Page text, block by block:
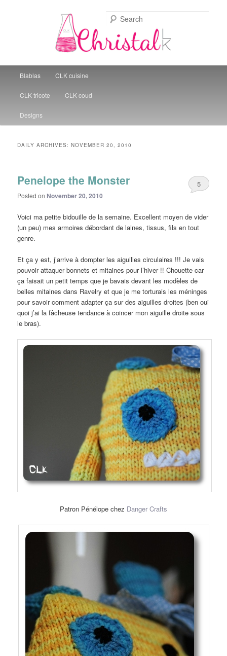
Christal Little Kitchen
Skip to primary content
Skip to secondary content
Blablas CLK cuisine
CLK tricote CLK coud
Designs
DAILY ARCHIVES:NOVEMBER 20, 2010
Penelope the Monster
Posted on November 20, 2010
5
Voici ma petite bidouille de la semaine. Excellent moyen de vider
(un peu) mes armoires débordant de laines, tissus, fils en tout
genre.
Et ça y est, j’arrive à dompter les aiguilles circulaires !!! Je vais
pouvoir attaquer bonnets et mitaines pour l’hiver !! Chouette car
ça faisait un petit temps que je bavais devant les modèles de
belles mitaines dans Ravelry et que je me torturais les méninges
pour savoir comment adapter ça sur des aiguilles droites (ben oui
quoi j’ai la fâcheuse tendance à coincer mon aiguille droite sous
le bras).
Patron Pénélope chez Danger Crafts